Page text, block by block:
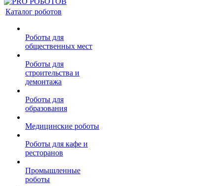
Каталог роботов
Роботы для
общественных мест
Роботы для
строительства и
демонтажа
Роботы для
образования
Медицинские роботы
Роботы для кафе и
ресторанов
Промышленные
роботы